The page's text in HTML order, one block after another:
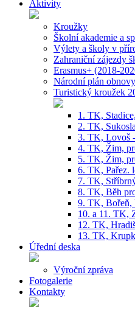
Aktivity
Kroužky
Školní akademie a
Výlety a školy v
Zahraniční zájezdy
Erasmus+ (2018-
Národní plán obnovy
Turistický kroužek
1. TK,
2. TK,
3. TK, Lovoš
4. TK, Žim,
5. TK, Žim,
6. TK, Pařez.
7. TK,
8. TK, Běh
9. TK, Bořeň,
10. a 11. TK,
12. TK,
13. TK,
Úřední deska
Výroční zpráva
Fotogalerie
Kontakty